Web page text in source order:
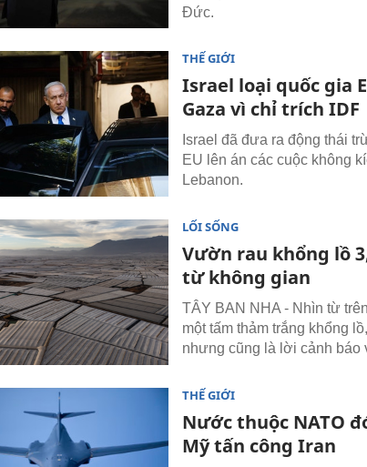
Đức.
THẾ GIỚI
Israel loại quốc gia
Gaza vì chỉ trích IDF
Israel đã đưa ra động thái
EU lên án các cuộc không
Lebanon.
LỐI SỐNG
Vườn rau khổng lồ
từ không gian
TÂY BAN NHA - Nhìn từ
một tấm thảm trắng khổng
nhưng cũng là lời cảnh báo
THẾ GIỚI
Nước thuộc NATO
Mỹ tấn công Iran